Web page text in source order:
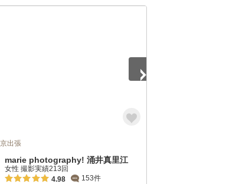
出張
marie photography! 涌井真里江
女性 撮影実績213回
4.98
153件